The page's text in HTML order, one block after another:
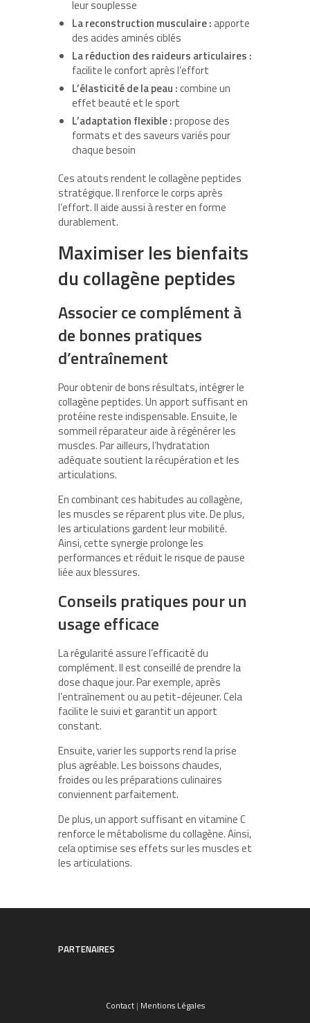
leur souplesse
La reconstruction musculaire : apporte
des acides aminés ciblés
La réduction des raideurs articulaires :
facilite le confort après l’effort
L’élasticité de la peau :combine un
effet beauté et le sport
L’adaptation flexible :propose des
formats et des saveurs variés pour
chaque besoin
Ces atouts rendent le collagène peptides
stratégique. Il renforce le corps après
l’effort. Il aide aussi à rester en forme
durablement.
Maximiser les bienfaits
du collagène peptides
Associer ce complément à
de bonnes pratiques
d’entraînement
Pour obtenir de bons résultats, intégrer le
collagène peptides. Un apport suffisant en
protéine reste indispensable. Ensuite, le
sommeil réparateur aide à régénérer les
muscles. Par ailleurs, l’hydratation
adéquate soutient la récupération et les
articulations.
En combinant ces habitudes au collagène,
les muscles se réparent plus vite. De plus,
les articulations gardent leur mobilité.
Ainsi, cette synergie prolonge les
performances et réduit le risque de pause
liée aux blessures.
Conseils pratiques pour un
usage efficace
La régularité assure l’efficacité du
complément. Il est conseillé de prendre la
dose chaque jour. Par exemple, après
l’entraînement ou au petit-déjeuner. Cela
facilite le suivi et garantit un apport
constant.
Ensuite, varier les supports rend la prise
plus agréable. Les boissons chaudes,
froides ou les préparations culinaires
conviennent parfaitement.
De plus, un apport suffisant en vitamine C
renforce le métabolisme du collagène. Ainsi,
cela optimise ses effets sur les muscles et
les articulations.
PARTENAIRES
Contact| Mentions Légales